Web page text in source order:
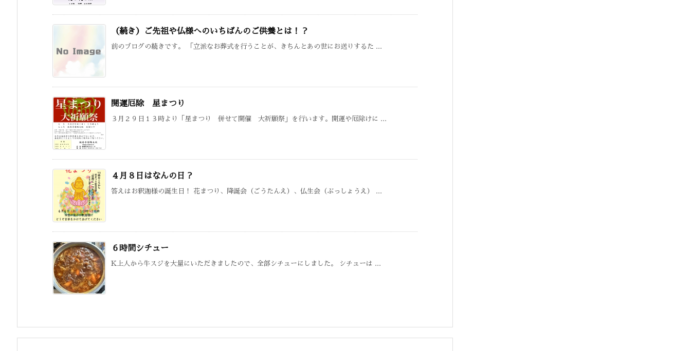
（続き）ご先祖や仏様へのいちばんのご供養とは！？
前のブログの続きです。 「立派なお葬式を行うことが、きちんとあの世にお送りするた ...
開運厄除 星まつり
３月２９日１３時より「星まつり 併せて開催 大祈願祭」を行います。開運や厄除けに ...
４月８日はなんの日？
答えはお釈迦様の誕生日！ 花まつり、降誕会（ごうたんえ）、仏生会（ぶっしょうえ） ...
６時間シチュー
K上人から牛スジを大量にいただきましたので、全部シチューにしました。 シチューは ...